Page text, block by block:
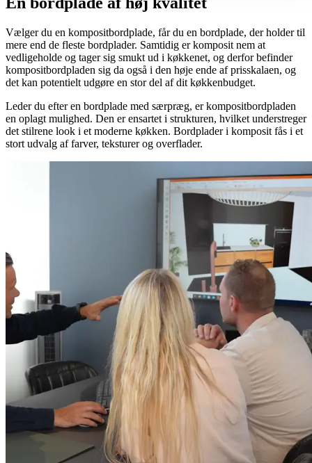
Vælger du en kompositbordplade, får du en bordplade, der holder til
mere end de fleste bordplader. Samtidig er komposit nem at
vedligeholde og tager sig smukt ud i køkkenet, og derfor befinder
kompositbordpladen sig da også i den høje ende af prisskalaen, og
det kan potentielt udgøre en stor del af dit køkkenbudget.
Leder du efter en bordplade med særpræg, er kompositbordpladen
en oplagt mulighed. Den er ensartet i strukturen, hvilket understreger
det stilrene look i et moderne køkken. Bordplader i komposit fås i et
stort udvalg af farver, teksturer og overflader.